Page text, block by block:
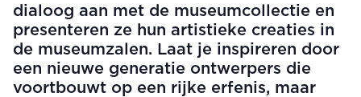
dialoog aan met de museumcollectie en
presenteren ze hun artistieke creaties in
de museumzalen. Laat je inspireren door
een nieuwe generatie ontwerpers die
voortbouwt op een rijke erfenis, maar